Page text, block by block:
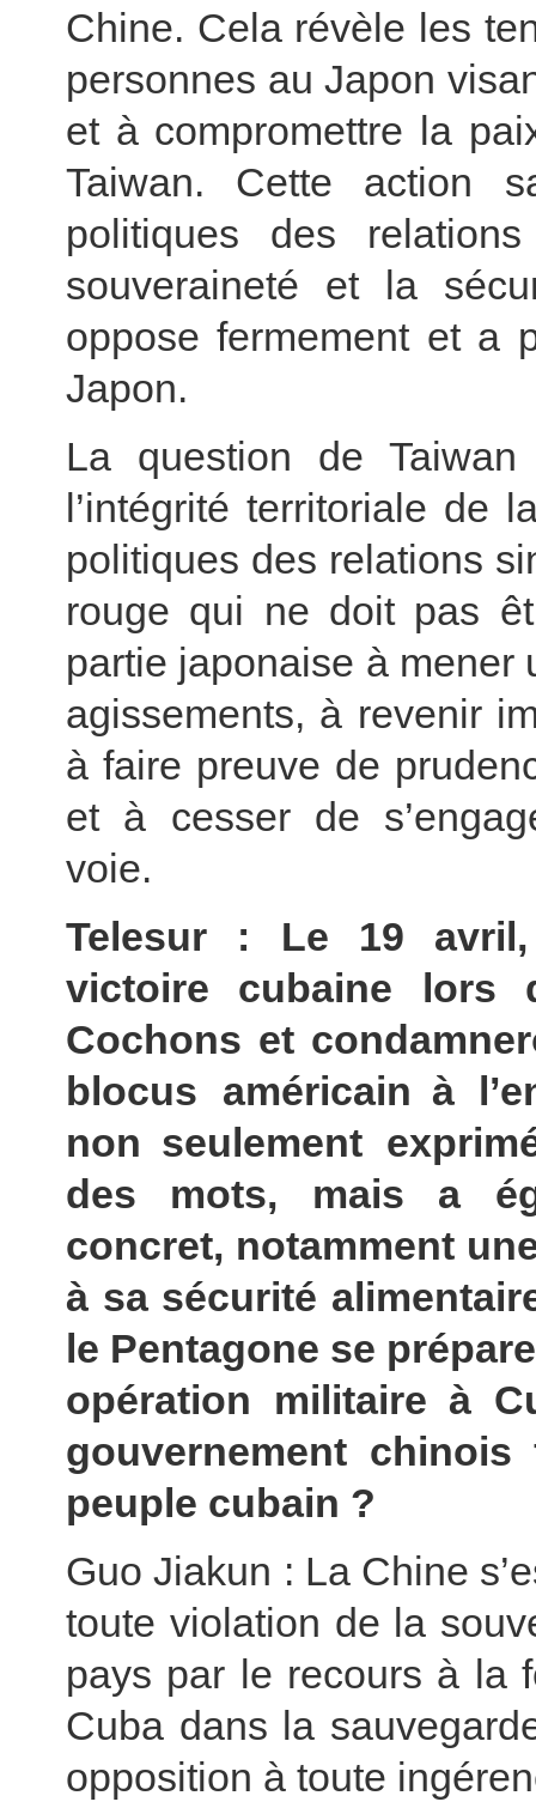
Chine. Cela révèle les
personnes au Japon
et à compromettre la
Taiwan. Cette action
politiques des
souveraineté et la
oppose fermement et a
Japon.
La question de
l’intégrité territoriale de
politiques des relations
rouge qui ne doit pas
partie japonaise à mener
agissements, à revenir
à faire preuve de
et à cesser de
voie.
Telesur : Le 19
victoire cubaine lors
Cochons et
blocus américain à
non seulement
des mots, mais a
concret, notamment
à sa sécurité
le Pentagone se
opération militaire à
gouvernement
peuple cubain ?
Guo Jiakun : La Chine
toute violation de la
pays par le recours à la
Cuba dans la
opposition à toute